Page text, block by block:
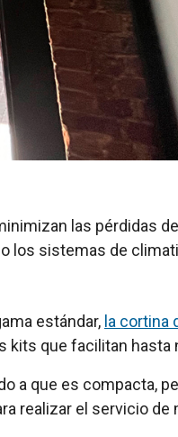
las pérdidas
los sistemas de
estándar, la cortina
kits que facilitan
que es compacta,
realizar el servicio de